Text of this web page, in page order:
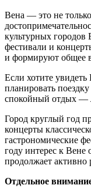
Вена — это не
культурных
фестивали и
и формируют общее
Если хотите
планировать
спокойный отдых —
Город круглый год
концерты
гастрономические
году интерес к Вене
продолжает активно
Отдельное